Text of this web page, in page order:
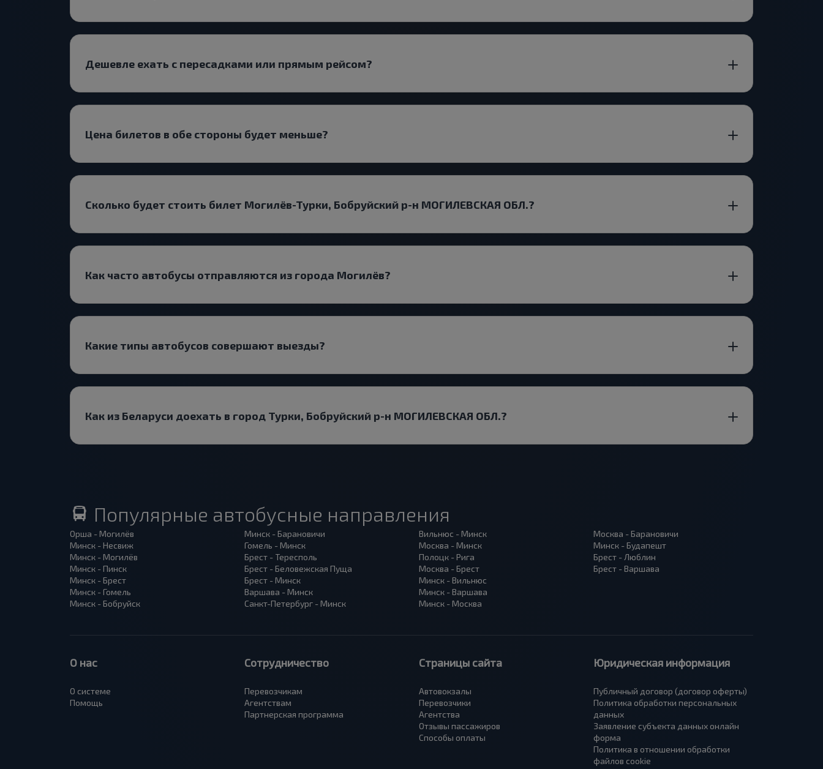
Дешевле ехать с пересадками или прямым рейсом?
Цена билетов в обе стороны будет меньше?
Сколько будет стоить билет Могилёв-Турки, Бобруйский р-н МОГИЛЕВСКАЯ ОБЛ.?
Как часто автобусы отправляются из города Могилёв?
Какие типы автобусов совершают выезды?
Как из Беларуси доехать в город Турки, Бобруйский р-н МОГИЛЕВСКАЯ ОБЛ.?
Популярные автобусные направления
Орша - Могилёв
Минск - Несвиж
Минск - Могилёв
Минск - Пинск
Минск - Брест
Минск - Гомель
Минск - Бобруйск
Минск - Барановичи
Гомель - Минск
Брест - Тересполь
Брест - Беловежская Пуща
Брест - Минск
Варшава - Минск
Санкт-Петербург - Минск
Вильнюс - Минск
Москва - Минск
Полоцк - Рига
Москва - Брест
Минск - Вильнюс
Минск - Варшава
Минск - Москва
Москва - Барановичи
Минск - Будапешт
Брест - Люблин
Брест - Варшава
О нас
О системе
Помощь
Сотрудничество
Перевозчикам
Агентствам
Партнерская программа
Страницы сайта
Автовокзалы
Перевозчики
Агентства
Отзывы пассажиров
Способы оплаты
Юридическая информация
Публичный договор (договор оферты)
Политика обработки персональных
данных
Заявление субъекта данных онлайн
форма
Политика в отношении обработки
файлов cookie